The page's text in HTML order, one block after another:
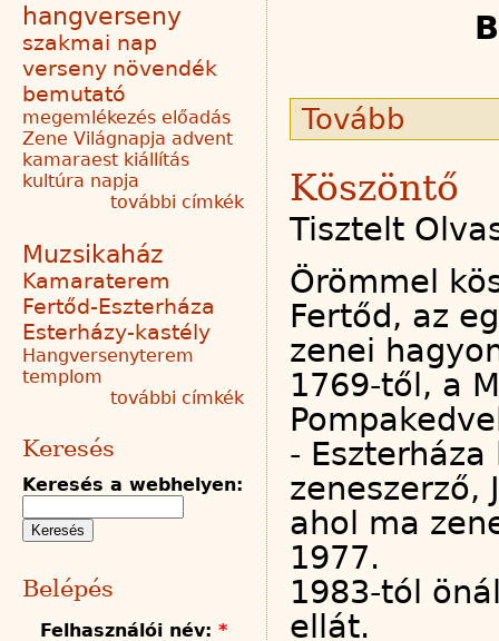
Tovább
Köszöntő
Tisztelt
Örömmel
Fertőd, az
zenei
1769-től, a
-
zeneszerző,
ahol ma
1977.
1983-tól
ellát.
hangverseny
szakmai nap
verseny növendék
bemutató
megemlékezés előadás
Zene Világnapja advent
kamaraest kiállítás
kultúra napja
további címkék
Muzsikaház
Kamaraterem
Fertőd-Eszterháza
Esterházy-kastély
Hangversenyterem
templom
további címkék
Keresés
Keresés a webhelyen:
Belépés
Felhasználói név: *